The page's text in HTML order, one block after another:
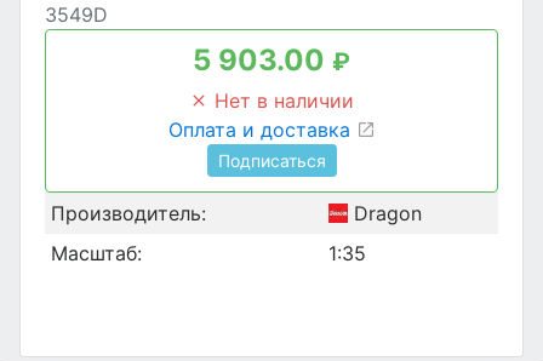
3549D
5 903.00 ₽
Нет в наличии
Оплата и доставка
Подписаться
Производитель:
Dragon
Масштаб:
1:35